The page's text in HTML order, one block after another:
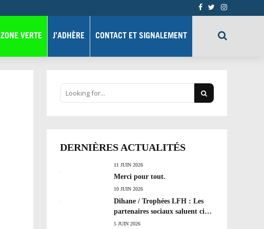
ZONE VERTE J’ADHÈRE CONTACT ET SIGNALEMENT
DERNIÈRES ACTUALITÉS
11 JUIN 2026
Merci pour tout.
10 JUIN 2026
Dihane / Trophées LFH : Les
partenaires sociaux saluent cinq
années de progrès social et les
5 JUIN 2026